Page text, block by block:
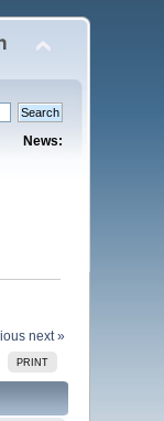
News:
next »
PRINT